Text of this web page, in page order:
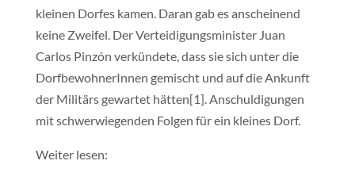
kleinen Dorfes kamen. Daran gab es anscheinend
keine Zweifel. Der Verteidigungsminister Juan
Carlos Pinzón verkündete, dass sie sich unter die
DorfbewohnerInnen gemischt und auf die Ankunft
der Militärs gewartet hätten[1]. Anschuldigungen
mit schwerwiegenden Folgen für ein kleines Dorf.
Weiter lesen: